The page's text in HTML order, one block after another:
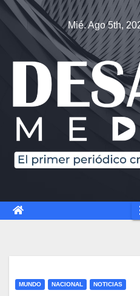
Saltar
contenido
Mié. Ago 5th,
MUNDO NACIONAL NOTICIAS